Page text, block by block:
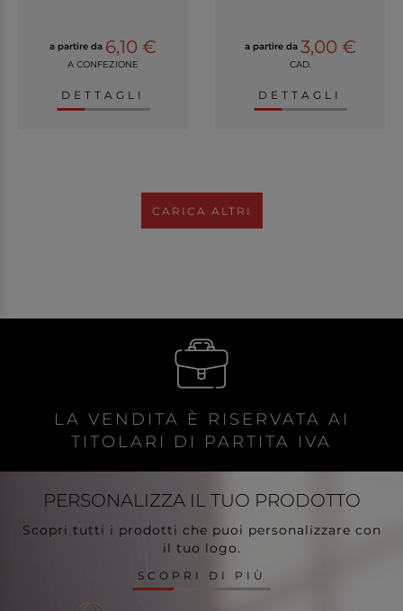
a partire da 6,10 €
A CONFEZIONE
DETTAGLI
a partire da 3,00 €
CAD.
DETTAGLI
CARICA ALTRI
LA VENDITA È RISERVATA AI
TITOLARI DI PARTITA IVA
PERSONALIZZA IL TUO PRODOTTO
Scopri tutti i prodotti che puoi personalizzare con
il tuo logo.
SCOPRI DI PIÙ